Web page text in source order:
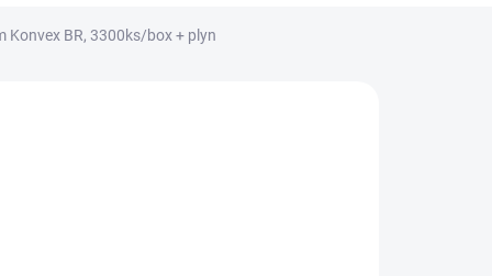
Konvex BR, 3300ks/box + plyn